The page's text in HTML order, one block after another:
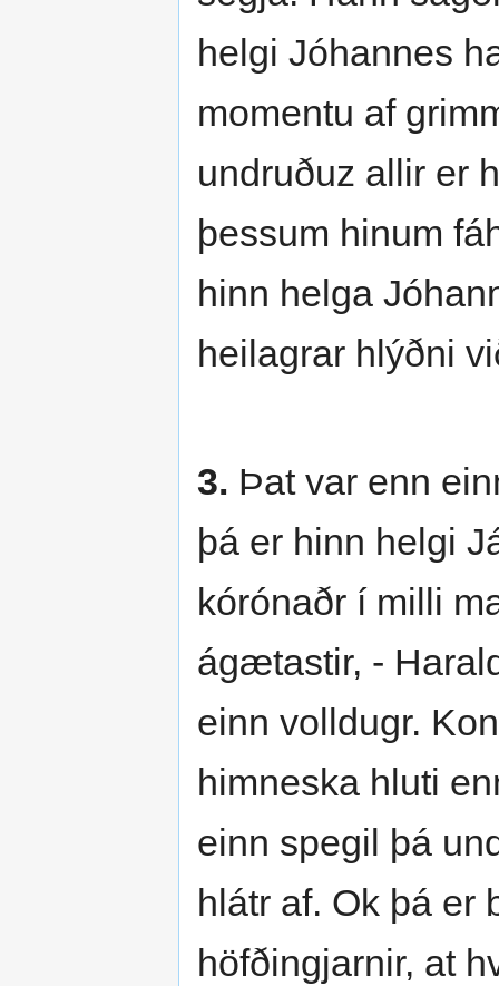
helgi Jóhannes
momentu af
undruðuz allir er
þessum hinum
hinn helga
heilagrar hlýðni
3. Þat var enn
þá er hinn helgi
kórónaðr í milli
ágætastir, -
einn volldugr.
himneska hluti
einn spegil þá
hlátr af. Ok þá er
höfðingjarnir, at